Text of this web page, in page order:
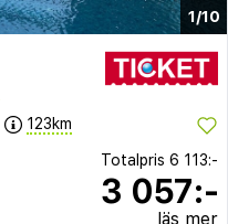
1/10
123km
Totalpris 6 113:-
3 057:-
läs mer